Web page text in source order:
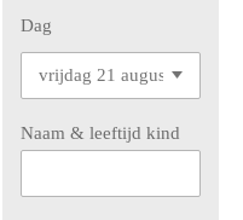
Dag
Naam & leeftijd kind